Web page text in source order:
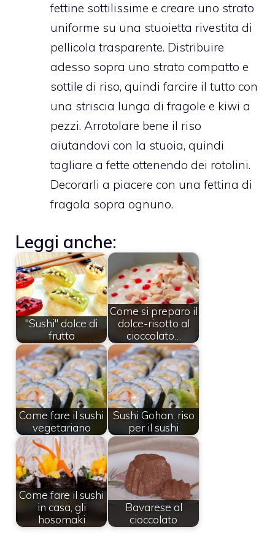
fettine sottilissime e creare uno strato
uniforme su una stuoietta rivestita di
pellicola trasparente. Distribuire
adesso sopra uno strato compatto e
sottile di riso, quindi farcire il tutto con
una striscia lunga di fragole e kiwi a
pezzi. Arrotolare bene il riso
aiutandovi con la stuoia, quindi
tagliare a fette ottenendo dei rotolini.
Decorarli a piacere con una fettina di
fragola sopra ognuno.
Leggi anche:
"Sushi" dolce di
frutta
Come si preparo il
dolce-risotto al
cioccolato…
Come fare il sushi
vegetariano
Sushi Gohan: riso
per il sushi
Come fare il sushi
in casa, gli
hosomaki
Bavarese al
cioccolato